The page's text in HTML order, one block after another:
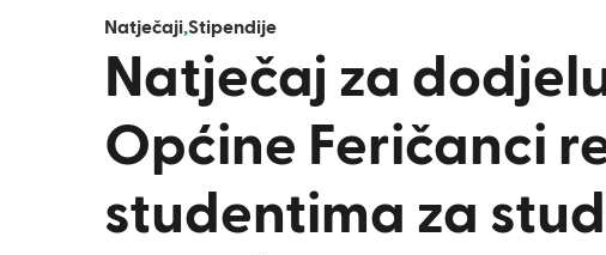
Natječaji,Stipendije
Natječaj za
Općine Feričanci
studentima za